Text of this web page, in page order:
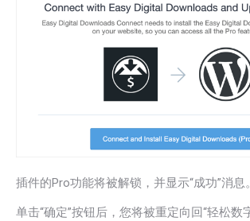
插件的Pro功能将被解锁，并显示“成功”消息。
单击“确定”按钮后，您将被重定向回“轻松数